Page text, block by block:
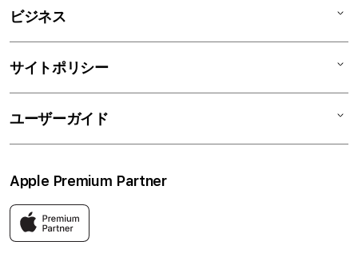
AirPods
アクセサリ
C smart Card
リユースデバイス
C smartとは
ニュース
会社概要
ビジネス
法人のお客様
サイトポリシー
特定商取引法に基づく表記
利用規約
返品・交換
ユーザーガイド
お問い合わせ
FAQ
Apple Premium Partner
Apple製品はもちろん、関連アクセサリーも豊富に取り揃えてい
ます。